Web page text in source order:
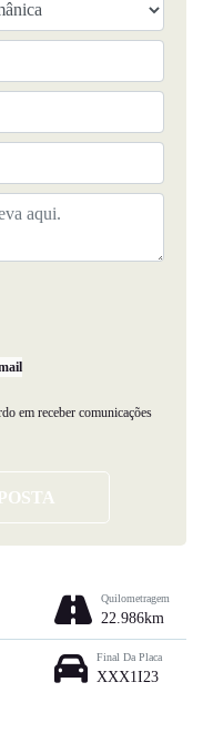
em receber comunicações
Quilometragem
22.986km
Final Da Placa
XXX1I23